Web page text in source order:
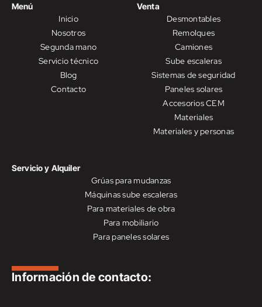
Menú
Inicio
Nosotros
Segunda mano
Servicio técnico
Blog
Contacto
Venta
Desmontables
Remolques
Camiones
Sube escaleras
Sistemas de seguridad
Paneles solares
Accesorios CEM
Materiales
Materiales y personas
Servicio y Alquiler
Grúas para mudanzas
Máquinas sube escaleras
Para materiales de obra
Para mobiliario
Para paneles solares
Información de contacto: